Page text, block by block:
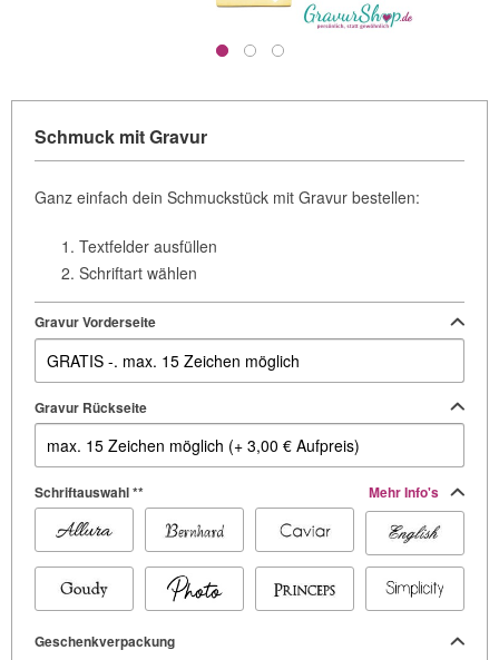
Schmuck mit Gravur
Ganz einfach dein Schmuckstück mit Gravur bestellen:
Textfelder ausfüllen
Schriftart wählen
Gravur Vorderseite
Gravur Rückseite
Schriftauswahl ** Mehr Info's
Geschenkverpackung